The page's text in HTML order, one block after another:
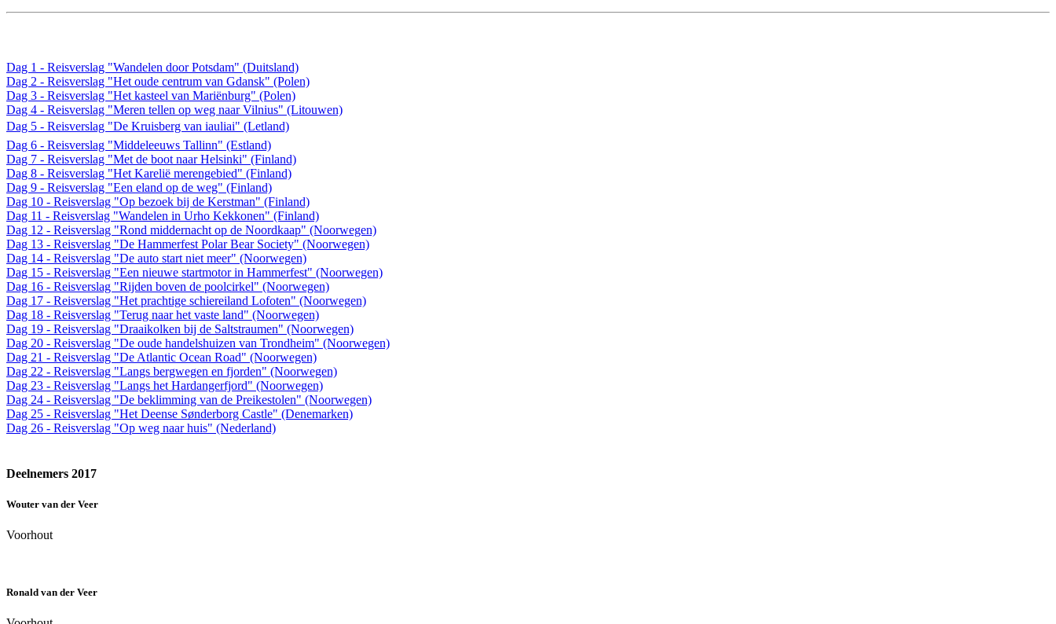
Dag 1 - Reisverslag "Wandelen door Potsdam" (Duitsland)
Dag 2 - Reisverslag "Het oude centrum van Gdansk" (Polen)
Dag 3 - Reisverslag "Het kasteel van Mariënburg" (Polen)
Dag 4 - Reisverslag "Meren tellen op weg naar Vilnius" (Litouwen)
Dag 5 - Reisverslag "De Kruisberg van iauliai" (Letland)
Dag 6 - Reisverslag "Middeleeuws Tallinn" (Estland)
Dag 7 - Reisverslag "Met de boot naar Helsinki" (Finland)
Dag 8 - Reisverslag "Het Karelië merengebied" (Finland)
Dag 9 - Reisverslag "Een eland op de weg" (Finland)
Dag 10 - Reisverslag "Op bezoek bij de Kerstman" (Finland)
Dag 11 - Reisverslag "Wandelen in Urho Kekkonen" (Finland)
Dag 12 - Reisverslag "Rond middernacht op de Noordkaap" (Noorwegen)
Dag 13 - Reisverslag "De Hammerfest Polar Bear Society" (Noorwegen)
Dag 14 - Reisverslag "De auto start niet meer" (Noorwegen)
Dag 15 - Reisverslag "Een nieuwe startmotor in Hammerfest" (Noorwegen)
Dag 16 - Reisverslag "Rijden boven de poolcirkel" (Noorwegen)
Dag 17 - Reisverslag "Het prachtige schiereiland Lofoten" (Noorwegen)
Dag 18 - Reisverslag "Terug naar het vaste land" (Noorwegen)
Dag 19 - Reisverslag "Draaikolken bij de Saltstraumen" (Noorwegen)
Dag 20 - Reisverslag "De oude handelshuizen van Trondheim" (Noorwegen)
Dag 21 - Reisverslag "De Atlantic Ocean Road" (Noorwegen)
Dag 22 - Reisverslag "Langs bergwegen en fjorden" (Noorwegen)
Dag 23 - Reisverslag "Langs het Hardangerfjord" (Noorwegen)
Dag 24 - Reisverslag "De beklimming van de Preikestolen" (Noorwegen)
Dag 25 - Reisverslag "Het Deense Sønderborg Castle" (Denemarken)
Dag 26 - Reisverslag "Op weg naar huis" (Nederland)
Deelnemers 2017
Wouter van der Veer
Voorhout
Ronald van der Veer